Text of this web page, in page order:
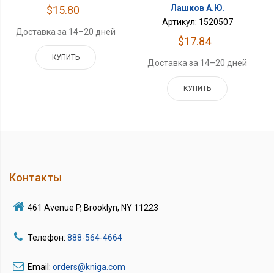
$15.80
Доставка за 14–20 дней
КУПИТЬ
Лашков А.Ю.
Артикул: 1520507
$17.84
Доставка за 14–20 дней
КУПИТЬ
Контакты
461 Avenue P, Brooklyn, NY 11223
Телефон: 888-564-4664
Email: orders@kniga.com